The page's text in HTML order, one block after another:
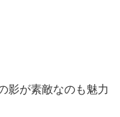
影が素敵なのも魅力